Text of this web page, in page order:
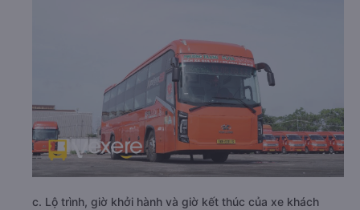
c. Lộ trình, giờ khởi hành và giờ kết thúc của xe khách